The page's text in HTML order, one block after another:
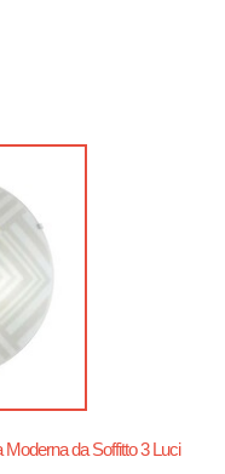
da Soffitto 3 Luci